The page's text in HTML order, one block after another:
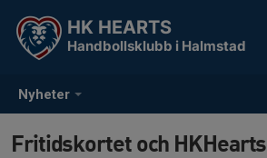
Nyheter
HK HEARTS
Handbollsklubb i Halmstad
Fritidskortet och HKHearts